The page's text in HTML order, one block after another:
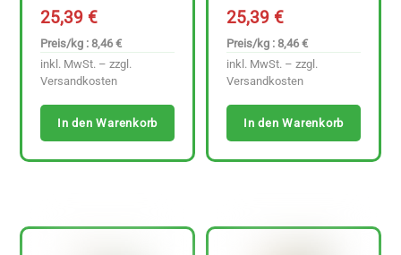
25,39€
Preis/kg : 8,46 €
inkl. MwSt. – zzgl.
Versandkosten
In den Warenkorb
25,39€
Preis/kg : 8,46 €
inkl. MwSt. – zzgl.
Versandkosten
In den Warenkorb